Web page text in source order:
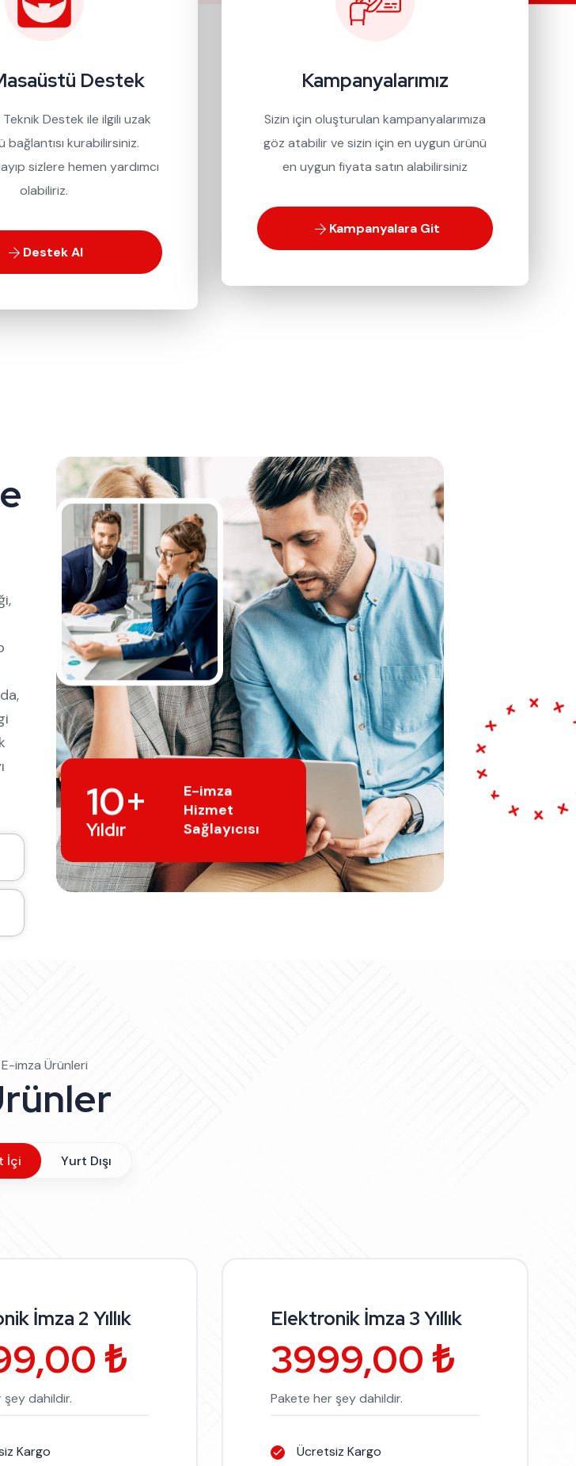
Destek
Destek ile ilgili uzak
bağlantısı kurabilirsiniz.
sizlere hemen yardımcı
olabiliriz.
Destek Al
Kampanyalarımız
Sizin için oluşturulan kampanyalarımıza
göz atabilir ve sizin için en uygun ürünü
en uygun fiyata satın alabilirsiniz
Kampanyalara Git
10+
Yıldır
E-imza
Hizmet
Sağlayıcısı
E-imza Ürünleri
İçi Yurt Dışı
İmza 2 Yıllık
₺
şey dahildir.
Kargo
Elektronik İmza 3 Yıllık
3999,00 ₺
Pakete her şey dahildir.
Ücretsiz Kargo